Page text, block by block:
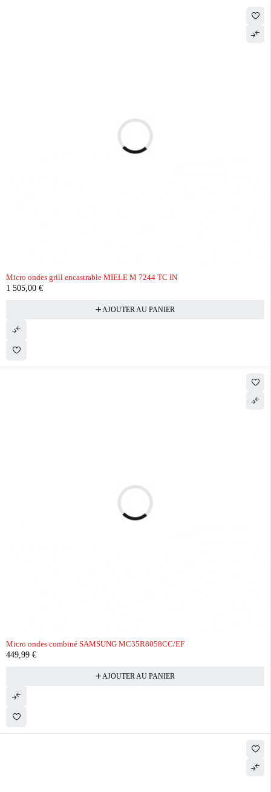
Micro ondes grill encastrable MIELE M 7244 TC IN
1 505,00 €
AJOUTER AU PANIER
Micro ondes combiné SAMSUNG MC35R8058CC/EF
449,99 €
AJOUTER AU PANIER